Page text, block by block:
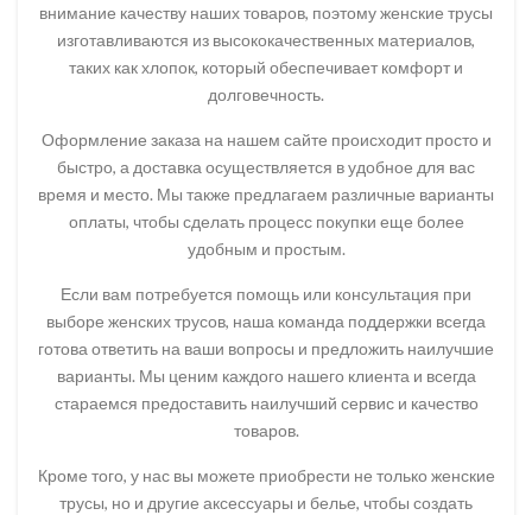
внимание качеству наших товаров, поэтому женские трусы
изготавливаются из высококачественных материалов,
таких как хлопок, который обеспечивает комфорт и
долговечность.
Оформление заказа на нашем сайте происходит просто и
быстро, а доставка осуществляется в удобное для вас
время и место. Мы также предлагаем различные варианты
оплаты, чтобы сделать процесс покупки еще более
удобным и простым.
Если вам потребуется помощь или консультация при
выборе женских трусов, наша команда поддержки всегда
готова ответить на ваши вопросы и предложить наилучшие
варианты. Мы ценим каждого нашего клиента и всегда
стараемся предоставить наилучший сервис и качество
товаров.
Кроме того, у нас вы можете приобрести не только женские
трусы, но и другие аксессуары и белье, чтобы создать